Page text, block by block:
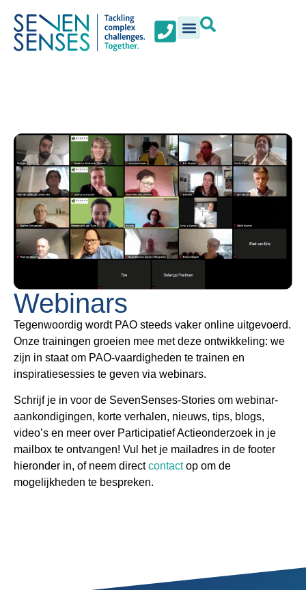
Webinars
Tegenwoordig wordt PAO steeds vaker online uitgevoerd.
Onze trainingen groeien mee met deze ontwikkeling: we
zijn in staat om PAO-vaardigheden te trainen en
inspiratiesessies te geven via webinars.
Schrijf je in voor de SevenSenses-Stories om webinar-
aankondigingen, korte verhalen, nieuws, tips, blogs,
video’s en meer over Participatief Actieonderzoek in je
mailbox te ontvangen! Vul het je mailadres in de footer
hieronder in, of neem directcontactop om de
mogelijkheden te bespreken.